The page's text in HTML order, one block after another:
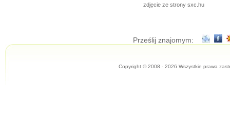
zdjęcie ze strony sxc.hu
Prześlij znajomym:
Copyright © 2008 - 2026 Wszystkie prawa